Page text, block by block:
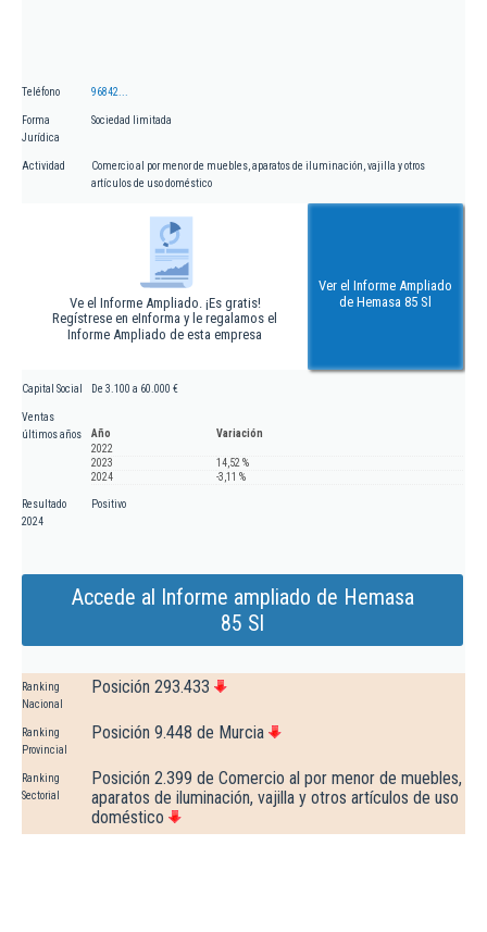
Teléfono 96842...
Forma
Jurídica
Sociedad limitada
Actividad
Comercio al por menor de muebles, aparatos de iluminación, vajilla y otros
artículos de uso doméstico
Ve el Informe Ampliado. ¡Es gratis!
Regístrese en eInforma y le regalamos el
Informe Ampliado de esta empresa
Ver el Informe Ampliado
de Hemasa 85 Sl
Capital Social De 3.100 a 60.000 €
Ventas
últimos años
Año
Variación
2022
2023
14,52 %
2024
-3,11 %
Resultado
2024
Positivo
Accede al Informe ampliado de Hemasa
85 Sl
Ranking
Nacional
Posición 293.433
Ranking
Provincial
Posición 9.448 de Murcia
Ranking
Sectorial
Posición 2.399 de Comercio al por menor de muebles,
aparatos de iluminación, vajilla y otros artículos de uso
doméstico